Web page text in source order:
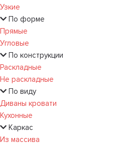
Узкие
По форме
Прямые
Угловые
По конструкции
Раскладные
Не раскладные
По виду
Диваны кровати
Кухонные
Каркас
Из массива